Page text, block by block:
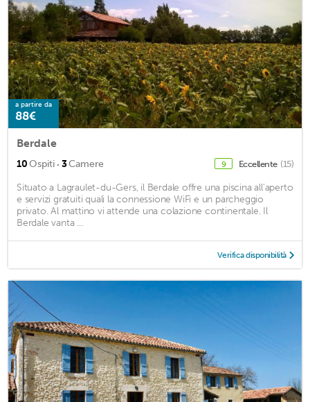
a partire da
88€
Berdale
10Ospiti · 3Camere 9 Eccellente (15)
Situato a Lagraulet-du-Gers, il Berdale offre una piscina all'aperto
e servizi gratuiti quali la connessione WiFi e un parcheggio
privato. Al mattino vi attende una colazione continentale. Il
Berdale vanta ...
Verifica disponibilità